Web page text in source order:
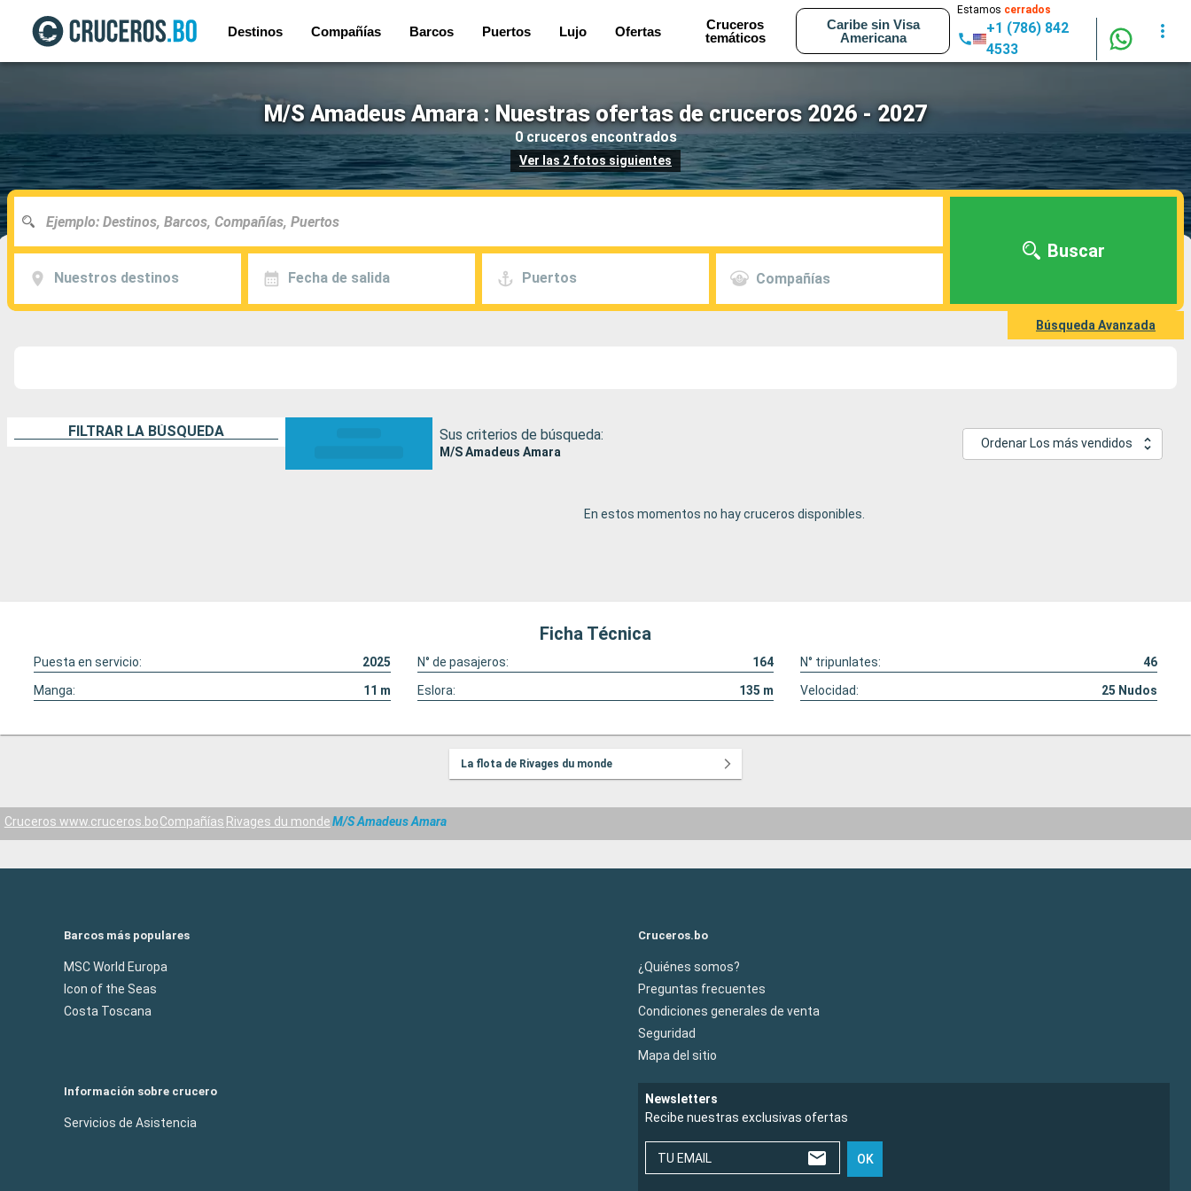
Destinos Compañías Barcos Puertos Lujo Ofertas
Cruceros
temáticos
Caribe sin Visa
Americana
Estamos cerrados
+1 (786) 842
4533
M/S Amadeus Amara : Nuestras ofertas de cruceros 2026 - 2027
0 cruceros encontrados
Ver las 2 fotos siguientes
Nuestros destinos Fecha de salida Puertos Compañías
Buscar
Búsqueda Avanzada
FILTRAR LA BÚSQUEDA Sus criterios de búsqueda:
M/S Amadeus Amara
Ordenar Los más vendidos
En estos momentos no hay cruceros disponibles.
Ficha Técnica
Puesta en servicio: 2025 N° de pasajeros: 164 N° tripunlates:
46
Manga:
11 m Eslora: 135 m Velocidad: 25 Nudos
La flota de Rivages du monde
Cruceros www.cruceros.boCompañías Rivages du mondeM/S Amadeus Amara
Barcos más populares
MSC World Europa
Icon of the Seas
Costa Toscana
Cruceros.bo
¿Quiénes somos?
Preguntas frecuentes
Condiciones generales de venta
Seguridad
Mapa del sitio
Información sobre crucero
Servicios de Asistencia
Newsletters
Recibe nuestras exclusivas ofertas
TU EMAIL OK